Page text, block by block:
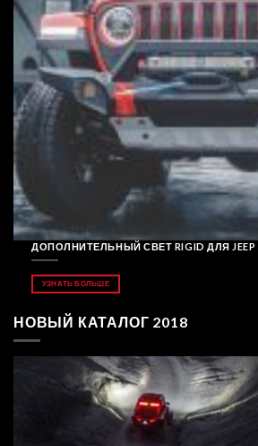
ДОПОЛНИТЕЛЬНЫЙ СВЕТ RIGID ДЛЯ JEEP
УЗНАТЬ БОЛЬШЕ
НОВЫЙ КАТАЛОГ 2018